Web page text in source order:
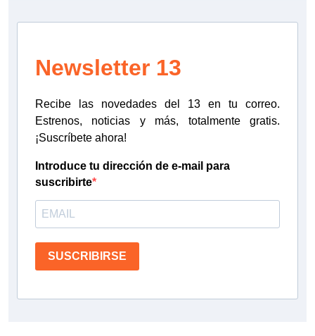
Newsletter 13
Recibe las novedades del 13 en tu correo.
Estrenos, noticias y más, totalmente gratis.
¡Suscríbete ahora!
Introduce tu dirección de e-mail para
suscribirte
SUSCRIBIRSE